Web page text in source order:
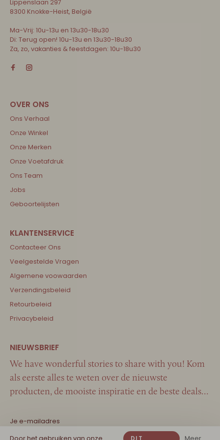
Lippenslaan 297
8300 Knokke-Heist, België
Ma-Vrij: 10u-13u en 13u30-18u30
Di: Terug open! 10u-13u en 13u30-18u30
Za, zo, vakanties & feestdagen: 10u-18u30
Ons Verhaal
Onze Winkel
Onze Merken
Onze Voetafdruk
Ons Team
Jobs
Geboortelijsten
Contacteer Ons
Veelgestelde Vragen
Algemene voowaarden
Verzendingsbeleid
Retourbeleid
Privacybeleid
We have wonderful stories to share with you! Kom
als eerste alles te weten over de nieuwste
producten, de mooiste inspiratie en de beste deals…
DIT